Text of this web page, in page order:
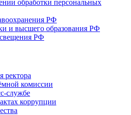
обработки персональных
РФ
и высшего образования РФ
РФ
ректора
комиссии
службе
коррупции